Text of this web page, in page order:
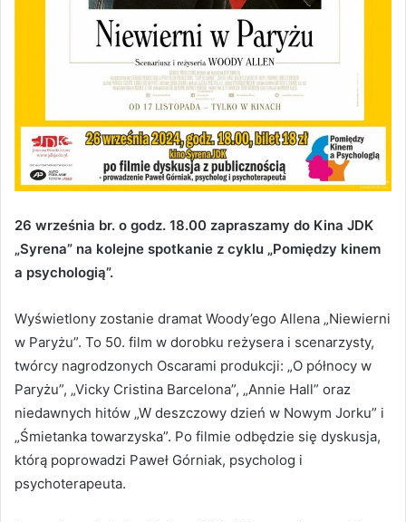
26 września br. o godz. 18.00 zapraszamy do Kina JDK
„Syrena” na kolejne spotkanie z cyklu „Pomiędzy kinem
a psychologią”.
Wyświetlony zostanie dramat Woody’ego Allena „Niewierni
w Paryżu”. To 50. film w dorobku reżysera i scenarzysty,
twórcy nagrodzonych Oscarami produkcji: „O północy w
Paryżu”, „Vicky Cristina Barcelona”, „Annie Hall” oraz
niedawnych hitów „W deszczowy dzień w Nowym Jorku” i
„Śmietanka towarzyska”. Po filmie odbędzie się dyskusja,
którą poprowadzi Paweł Górniak, psycholog i
psychoterapeuta.